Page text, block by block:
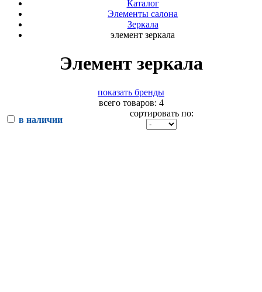
Каталог
Элементы салона
Зеркала
элемент зеркала
Элемент зеркала
показать бренды
всего товаров: 4
в наличии
сортировать по: